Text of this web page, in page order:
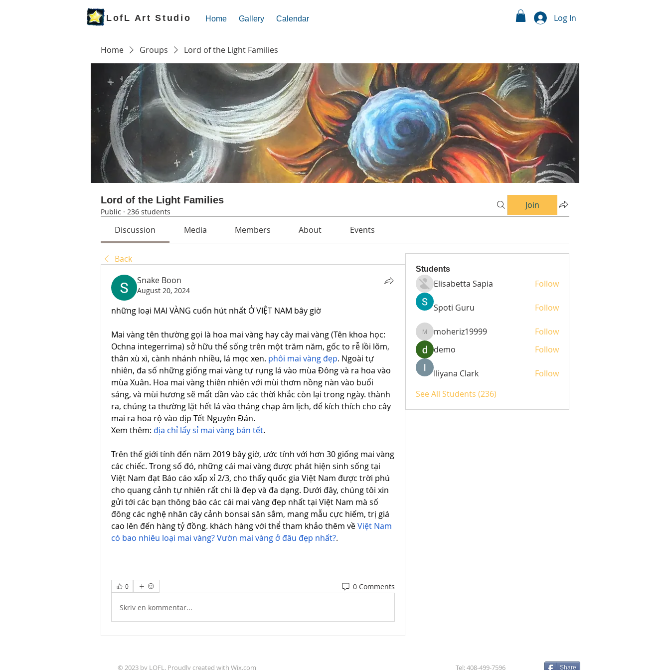
LofL Art Studio Home Gallery Calendar Log In
Home Groups Lord of the Light Families
Lord of the Light Families
Public · 236 students
Join
Discussion Media Members About Events
Back
Snake Boon
August 20, 2024
những loại MAI VÀNG cuốn hút nhất Ở VIỆT NAM bây giờ
Mai vàng tên thường gọi là hoa mai vàng hay cây mai vàng (Tên khoa học:
Ochna integerrima) sở hữu thể sống trên một trăm năm, gốc to rễ lồi lõm,
thân xù xì, cành nhánh nhiều, lá mọc xen. phôi mai vàng đẹp. Ngoài tự
nhiên, đa số những giống mai vàng tự rụng lá vào mùa Đông và ra hoa vào
mùa Xuân. Hoa mai vàng thiên nhiên với mùi thơm nồng nàn vào buổi
sáng, và mùi hương sẽ mất dần vào các thời khắc còn lại trong ngày. thành
ra, chúng ta thường lặt hết lá vào tháng chạp âm lịch, để kích thích cho cây
mai ra hoa rộ vào dịp Tết Nguyên Đán.
Xem thêm: địa chỉ lấy sỉ mai vàng bán tết.
Trên thế giới tính đến năm 2019 bây giờ, ước tính với hơn 30 giống mai vàng
các chiếc. Trong số đó, những cái mai vàng được phát hiện sinh sống tại
Việt Nam đạt Báo cáo xấp xỉ 2/3, cho thấy quốc gia Việt Nam được trời phú
cho quang cảnh tự nhiên rất chi là đẹp và đa dạng. Dưới đây, chúng tôi xin
gửi tới các bạn thông báo các cái mai vàng đẹp nhất tại Việt Nam mà số
đông các nghệ nhân cây cảnh bonsai săn sắm, mang mẫu cực hiếm, trị giá
cao lên đến hàng tỷ đồng. khách hàng với thể tham khảo thêm về Việt Nam
có bao nhiêu loại mai vàng? Vườn mai vàng ở đâu đẹp nhất?.
0 0 Comments
Skriv en kommentar...
Students
Elisabetta Sapia Follow
Spoti Guru Follow
moheriz19999
moheriz19999
Follow
demo
Follow
Iliyana Clark
Follow
See All Students (236)
© 2023 by LOFL. Proudly created with Wix.com Tel: 408-499-7596 Share